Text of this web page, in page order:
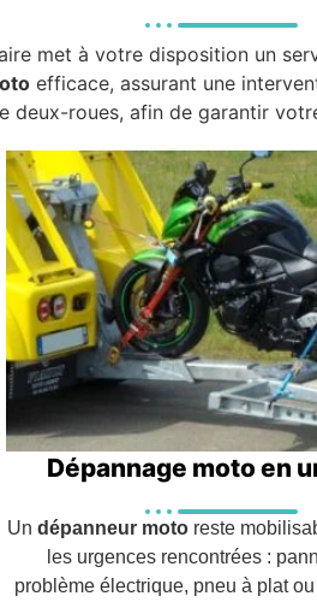
met à votre disposition un
efficace, assurant une
deux-roues, afin de garantir
Dépannage moto en
Un dépanneur motoreste
les urgences rencontrées :
problème électrique, pneu à plat